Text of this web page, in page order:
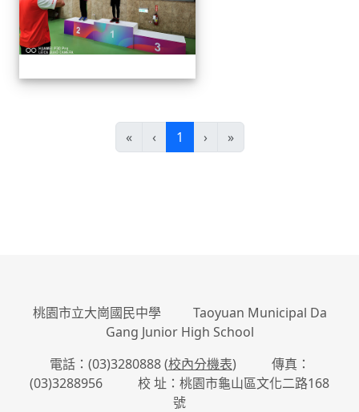
« ‹ 1 (current)
› »
桃園市立大崗國民中學 Taoyuan Municipal Da
Gang Junior High School
電話：(03)3280888 (校內分機表) 傳真：
(03)3288956 校 址：桃園市龜山區文化二路168
號